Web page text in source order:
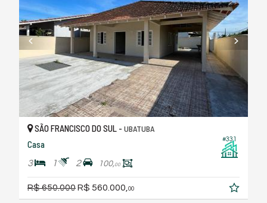
#331
SÃO FRANCISCO DO SUL - UBATUBA
Casa
3 1 2 100,00
R$ 650.000R$ 560.000, 00